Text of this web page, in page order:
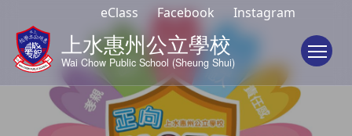
eClass Facebook Instagram